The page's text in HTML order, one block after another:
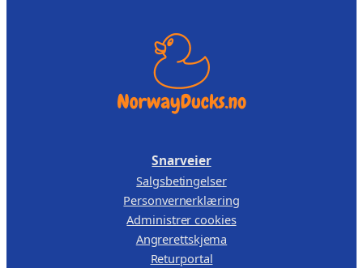
Snarveier
Salgsbetingelser
Personvernerklæring
Administrer cookies
Angrerettskjema
Returportal